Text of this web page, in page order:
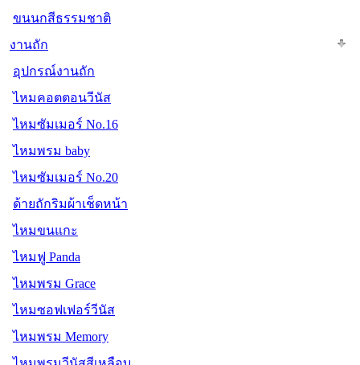
ขนนกสีธรรมชาติ
งานถัก
อุปกรณ์งานถัก
ไหมคอตตอนวีนัส
ไหมซัมเมอร์ No.16
ไหมพรม baby
ไหมซัมเมอร์ No.20
ด้ายถักริมผ้าเช็ดหน้า
ไหมขนแกะ
ไหมฟู Panda
ไหมพรม Grace
ไหมซอฟเฟอร์วีนัส
ไหมพรม Memory